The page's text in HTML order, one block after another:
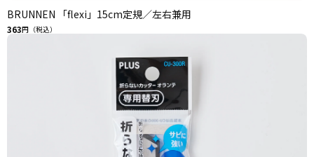
BRUNNEN 「flexi」15cm定規／左右兼用
363円（税込）